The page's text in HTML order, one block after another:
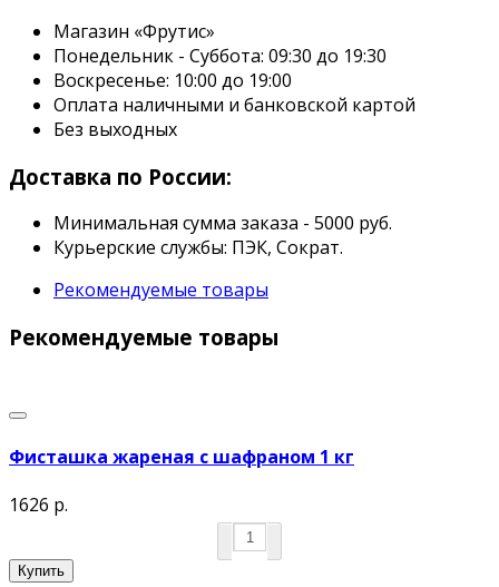
Магазин «Фрутис»
Понедельник - Суббота: 09:30 до 19:30
Воскресенье: 10:00 до 19:00
Оплата наличными и банковской картой
Без выходных
Доставка по России:
Минимальная сумма заказа - 5000 руб.
Курьерские службы: ПЭК, Сократ.
Рекомендуемые товары
Рекомендуемые товары
Фисташка жареная с шафраном 1 кг
1626 р.
Купить